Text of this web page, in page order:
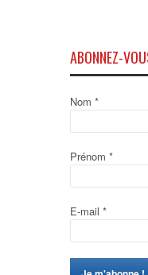
ABONNEZ-
Nom *
Prénom *
E-mail *